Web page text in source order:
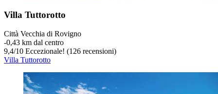
Villa Tuttorotto
Città Vecchia di Rovigno
‐0,43 km dal centro
9,4/10 Eccezionale! (126 recensioni)
Villa Tuttorotto